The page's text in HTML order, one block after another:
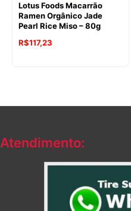
Lotus Foods Macarrão
Ramen Orgânico Jade
Pearl Rice Miso – 80g
O
R$120,23.
R$117,23
R$117,23.
Atendimento: